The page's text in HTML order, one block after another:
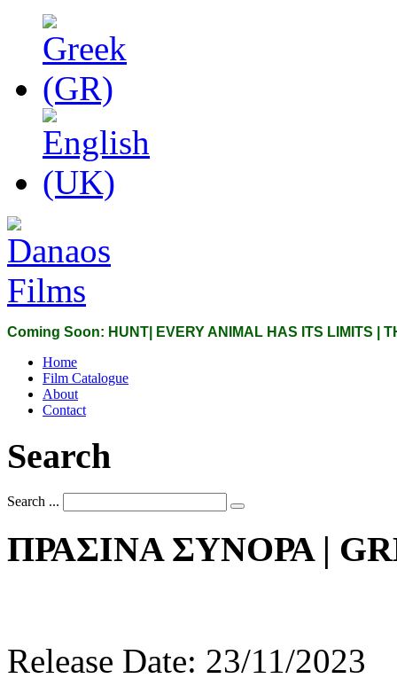
Coming Soon: HUNT| EVERY ANIMAL HAS ITS LIMITS |
Home
Film Catalogue
About
Contact
Search
Search ...
ΠΡΑΣΙΝΑ ΣΥΝΟΡΑ |
Release Date: 23/11/2023